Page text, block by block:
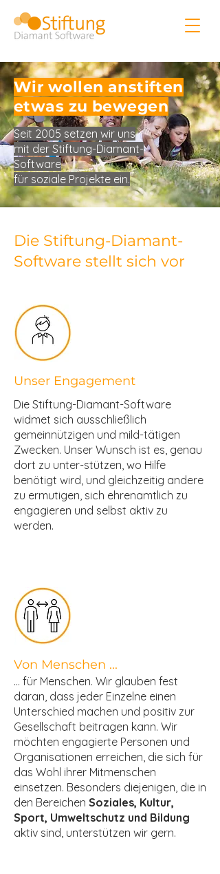
Wir wollen anstiften
etwas zu bewegen
Seit 2005 setzen wir uns
mit der Stiftung-Diamant-
Software
für soziale Projekte ein.
Die Stiftung-Diamant-
Software stellt sich vor
Unser Engagement
Die Stiftung-Diamant-Software
widmet sich ausschließlich
gemeinnützigen und mild-tätigen
Zwecken. Unser Wunsch ist es, genau
dort zu unter-stützen, wo Hilfe
benötigt wird, und gleichzeitig andere
zu ermutigen, sich ehrenamtlich zu
engagieren und selbst aktiv zu
werden.
Von Menschen ...
... für Menschen. Wir glauben fest
daran, dass jeder Einzelne einen
Unterschied machen und positiv zur
Gesellschaft beitragen kann. Wir
möchten engagierte Personen und
Organisationen erreichen, die sich für
das Wohl ihrer Mitmenschen
einsetzen. Besonders diejenigen, die in
den Bereichen Soziales, Kultur,
Sport, Umweltschutz und Bildung
aktiv sind, unterstützen wir gern.